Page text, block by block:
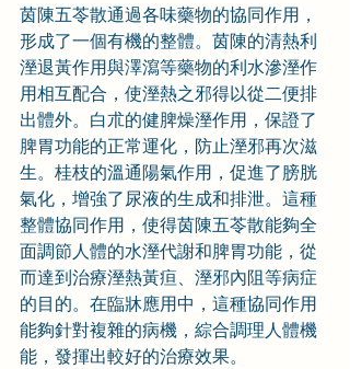
茵陳五苓散通過各味藥物的協同作用，
形成了一個有機的整體。茵陳的清熱利
溼退黃作用與澤瀉等藥物的利水滲溼作
用相互配合，使溼熱之邪得以從二便排
出體外。白朮的健脾燥溼作用，保證了
脾胃功能的正常運化，防止溼邪再次滋
生。桂枝的溫通陽氣作用，促進了膀胱
氣化，增強了尿液的生成和排泄。這種
整體協同作用，使得茵陳五苓散能夠全
面調節人體的水溼代謝和脾胃功能，從
而達到治療溼熱黃疸、溼邪內阻等病症
的目的。在臨牀應用中，這種協同作用
能夠針對複雜的病機，綜合調理人體機
能，發揮出較好的治療效果。